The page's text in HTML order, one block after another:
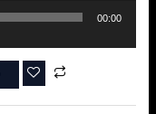
00:00